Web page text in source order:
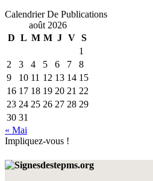
Calendrier De Publications
août 2026
D L M M J V S
1
2
3 4 5 6 7
8
9
10 11 12 13 14 15
16 17 18 19 20 21 22
23 24 25 26 27 28 29
30 31
« Mai
Impliquez-vous !